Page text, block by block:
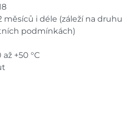
měsíců i déle (záleží na druhu
podmínkách)
+50 °C